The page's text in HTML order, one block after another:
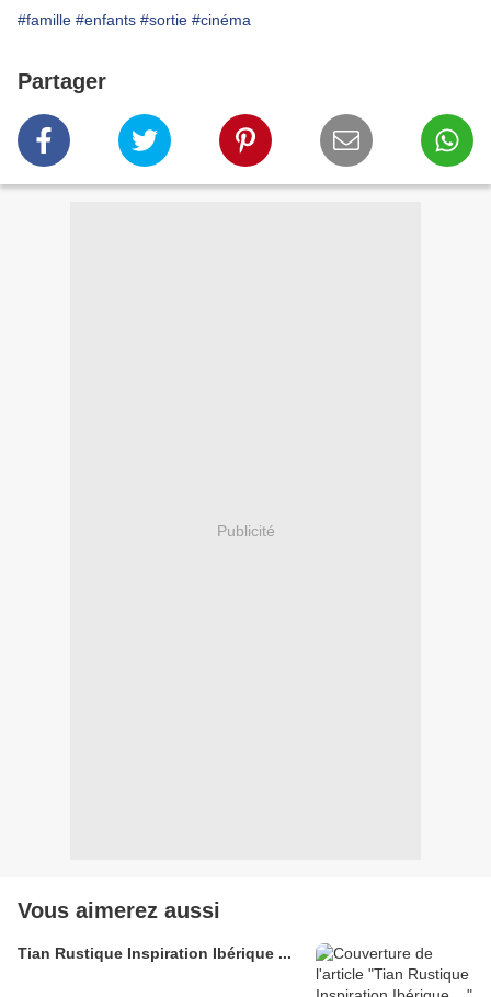
#famille #enfants #sortie #cinéma
Partager
Publicité
Vous aimerez aussi
Tian Rustique Inspiration Ibérique ...